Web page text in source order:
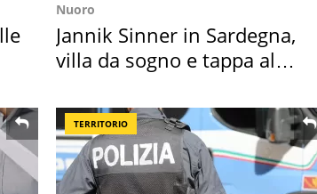
Nuoro
Jannik Sinner in Sardegna,
villa da sogno e tappa al
TERRITORIO